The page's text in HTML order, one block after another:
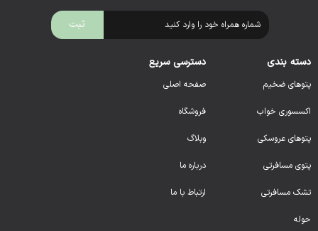
دسته بندی
پتوهای ضخیم
اکسسوری خواب
پتوهای عروسکی
پتوی مسافرتی
تشک مسافرتی
حوله
دسترسی سریع
صفحه اصلی
فروشگاه
وبلاگ
درباره ما
ارتباط با ما